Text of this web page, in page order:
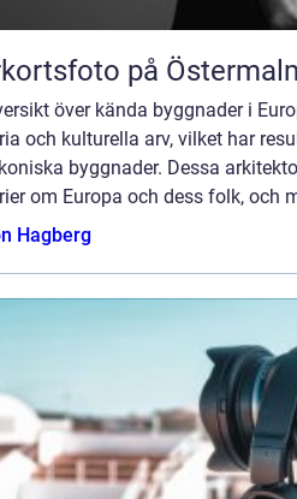
på
över kända byggnader i
och kulturella arv, vilket har
byggnader. Dessa
om Europa och dess folk, och
Hagberg